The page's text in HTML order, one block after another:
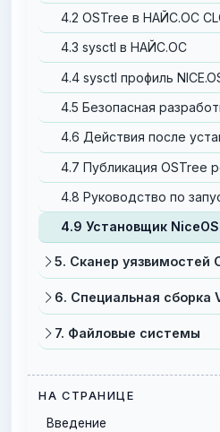
4.2 OSTree в НАЙС.ОС
4.3 sysctl в НАЙС.ОС
4.4 sysctl профиль
4.5 Безопасная
4.6 Действия после
4.7 Публикация OSTree
4.8 Руководство по
4.9 Установщик
5. Сканер уязвимостей
6. Специальная сборка
7. Файловые системы
НА СТРАНИЦЕ
Введение